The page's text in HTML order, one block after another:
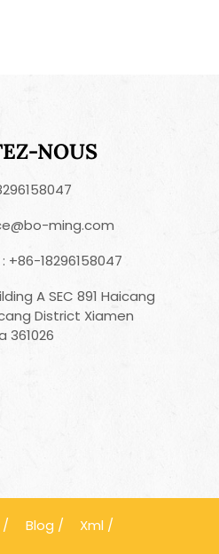
NOUS
ming.com
+86-18296158047
A SEC 891 Haicang
District Xiamen
361026
/ Blog / Xml /